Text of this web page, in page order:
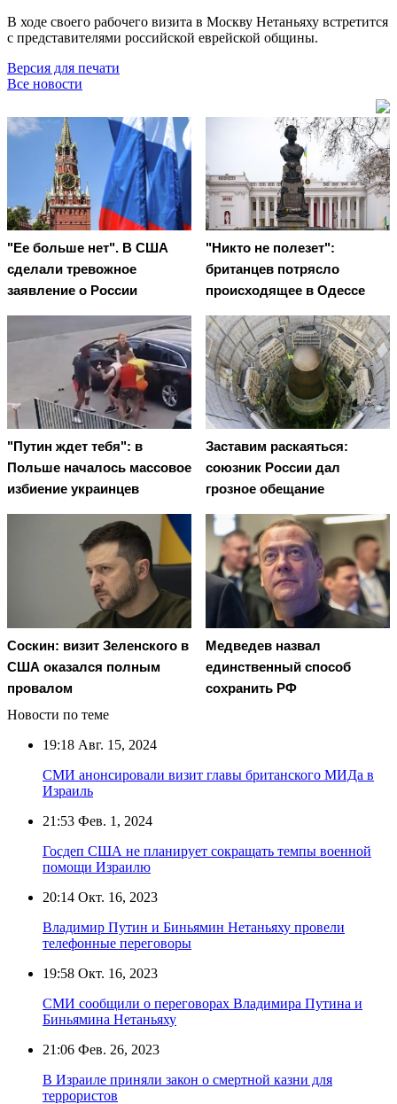
В ходе своего рабочего визита в Москву Нетаньяху встретится
с представителями российской еврейской общины.
Версия для печати
Все новости
"Ее больше нет". В США
сделали тревожное
заявление о России
"Никто не полезет":
британцев потрясло
происходящее в Одессе
"Путин ждет тебя": в
Польше началось массовое
избиение украинцев
Заставим раскаяться:
союзник России дал
грозное обещание
Соскин: визит Зеленского в
США оказался полным
провалом
Медведев назвал
единственный способ
сохранить РФ
Новости по теме
19:18 Авг. 15, 2024
СМИ анонсировали визит главы британского МИДа в
Израиль
21:53 Фев. 1, 2024
Госдеп США не планирует сокращать темпы военной
помощи Израилю
20:14 Окт. 16, 2023
Владимир Путин и Биньямин Нетаньяху провели
телефонные переговоры
19:58 Окт. 16, 2023
СМИ сообщили о переговорах Владимира Путина и
Биньямина Нетаньяху
21:06 Фев. 26, 2023
В Израиле приняли закон о смертной казни для
террористов